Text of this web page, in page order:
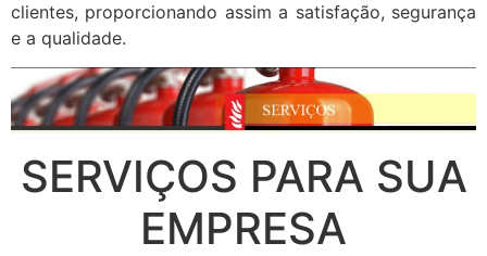
clientes, proporcionando assim a satisfação, segurança
e a qualidade.
SERVIÇOS PARA SUA
EMPRESA